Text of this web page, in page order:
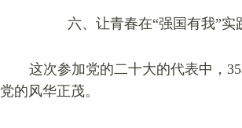
六、让青春在“强国有我”实
这次参加党的二十大的代表中，
党的风华正茂。